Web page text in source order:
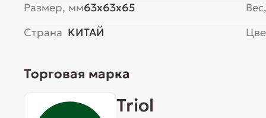
Размер, мм63x63x65
Страна КИТАЙ
Торговая марка
Triol